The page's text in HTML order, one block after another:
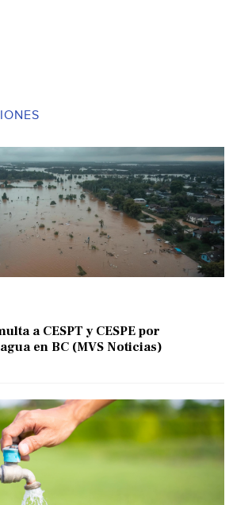
a CESPT y CESPE por
en BC (MVS Noticias)